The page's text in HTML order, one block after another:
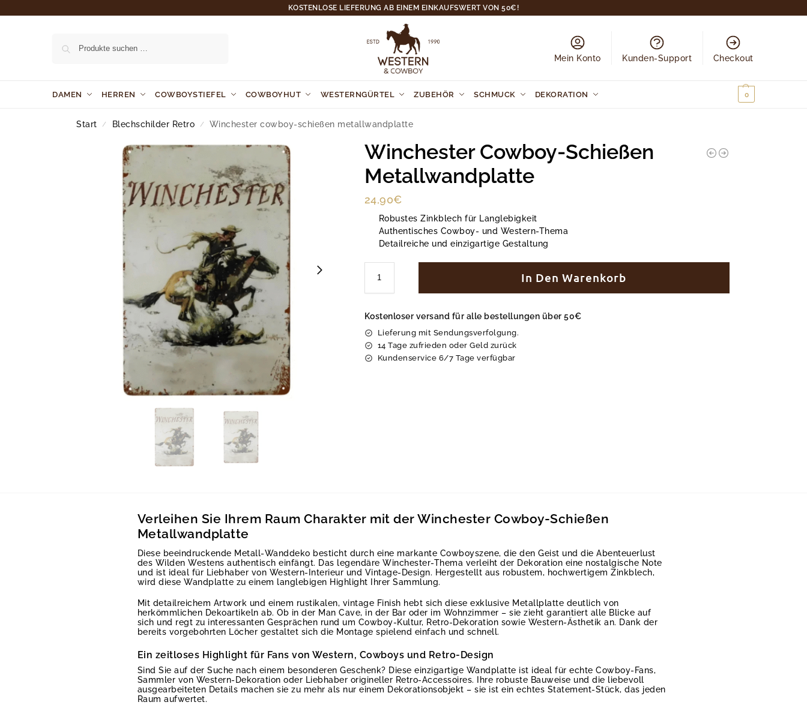
KOSTENLOSE LIEFERUNG AB EINEM EINKAUFSWERT VON 50€!
Mein Konto Kunden-Support Checkout
DAMEN HERREN COWBOYSTIEFEL COWBOYHUT WESTERNGÜRTEL ZUBEHÖR SCHMUCK DEKORATION 0
Start / Blechschilder Retro / Winchester cowboy-schießen metallwandplatte
Winchester Cowboy-Schießen
Metallwandplatte
24,90€
Robustes Zinkblech für Langlebigkeit
Authentisches Cowboy- und Western-Thema
Detailreiche und einzigartige Gestaltung
In Den Warenkorb
Kostenloser versand für alle bestellungen über 50€
Lieferung mit Sendungsverfolgung.
14 Tage zufrieden oder Geld zurück
Kundenservice 6/7 Tage verfügbar
Verleihen Sie Ihrem Raum Charakter mit der Winchester Cowboy-Schießen
Metallwandplatte
Diese beeindruckende Metall-Wanddeko besticht durch eine markante Cowboyszene, die den Geist und die Abenteuerlust
des Wilden Westens authentisch einfängt. Das legendäre Winchester-Thema verleiht der Dekoration eine nostalgische Note
und ist ideal für Liebhaber von Western-Interieur und Vintage-Design. Hergestellt aus robustem, hochwertigem Zinkblech,
wird diese Wandplatte zu einem langlebigen Highlight Ihrer Sammlung.
Mit detailreichem Artwork und einem rustikalen, vintage Finish hebt sich diese exklusive Metallplatte deutlich von
herkömmlichen Dekoartikeln ab. Ob in der Man Cave, in der Bar oder im Wohnzimmer – sie zieht garantiert alle Blicke auf
sich und regt zu interessanten Gesprächen rund um Cowboy-Kultur, Retro-Dekoration sowie Western-Ästhetik an. Dank der
bereits vorgebohrten Löcher gestaltet sich die Montage spielend einfach und schnell.
Ein zeitloses Highlight für Fans von Western, Cowboys und Retro-Design
Sind Sie auf der Suche nach einem besonderen Geschenk? Diese einzigartige Wandplatte ist ideal für echte Cowboy-Fans,
Sammler von Western-Dekoration oder Liebhaber origineller Retro-Accessoires. Ihre robuste Bauweise und die liebevoll
ausgearbeiteten Details machen sie zu mehr als nur einem Dekorationsobjekt – sie ist ein echtes Statement-Stück, das jeden
Raum aufwertet.